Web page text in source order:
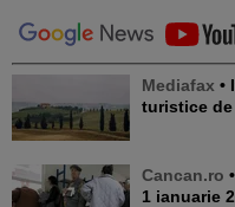
Mediafax • Italia inaugurează o rețea de trasee
turistice de
Cancan.ro • Cresc pensiile cu 350 de lei, de la
1 ianuarie